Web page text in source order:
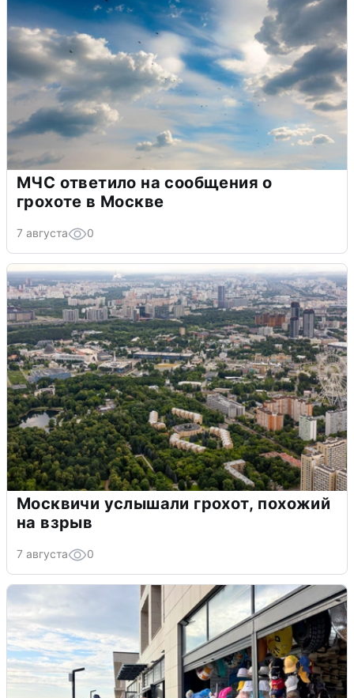
МЧС ответило на сообщения о
грохоте в Москве
7 августа 0
Москвичи услышали грохот, похожий
на взрыв
7 августа 0